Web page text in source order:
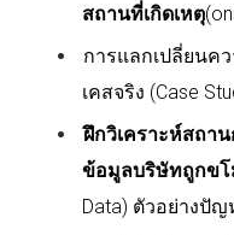
สถานที่เกิดเหตุ(
การแลกเปลี่ยนค
เคสจริง (Case
ฝึกวิเคราะห์สถา
ข้อมูลบริษัทถูกขโ
Data) ตัวอย่างปั